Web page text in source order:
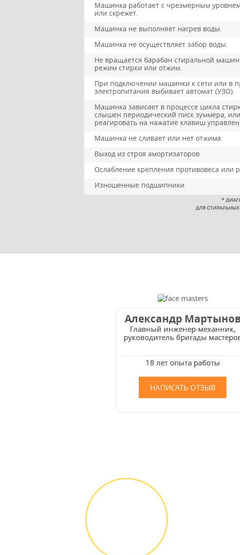
Машинка работает с чрезмерным
или скрежет.
Машинка не выполняет нагрев воды.
Машинка не осуществляет забор воды.
Не вращается барабан стиральной
режим стирки или отжим.
При подключении машинки к сети или в
электропитания выбивает автомат (УЗО).
Машинка зависает в процессе цикла
слышен периодический писк зуммера,
реагировать на нажатие клавиш
Машинка не сливает или нет отжима
Выход из строя амортизаторов
Ослабление крепления противовеса или
Изношенные подшипники
*
ДЛЯ
Александр
Главный инженер-механник,
руководитель бригады
18 лет опыта работы
НАПИСАТЬ ОТЗЫВ